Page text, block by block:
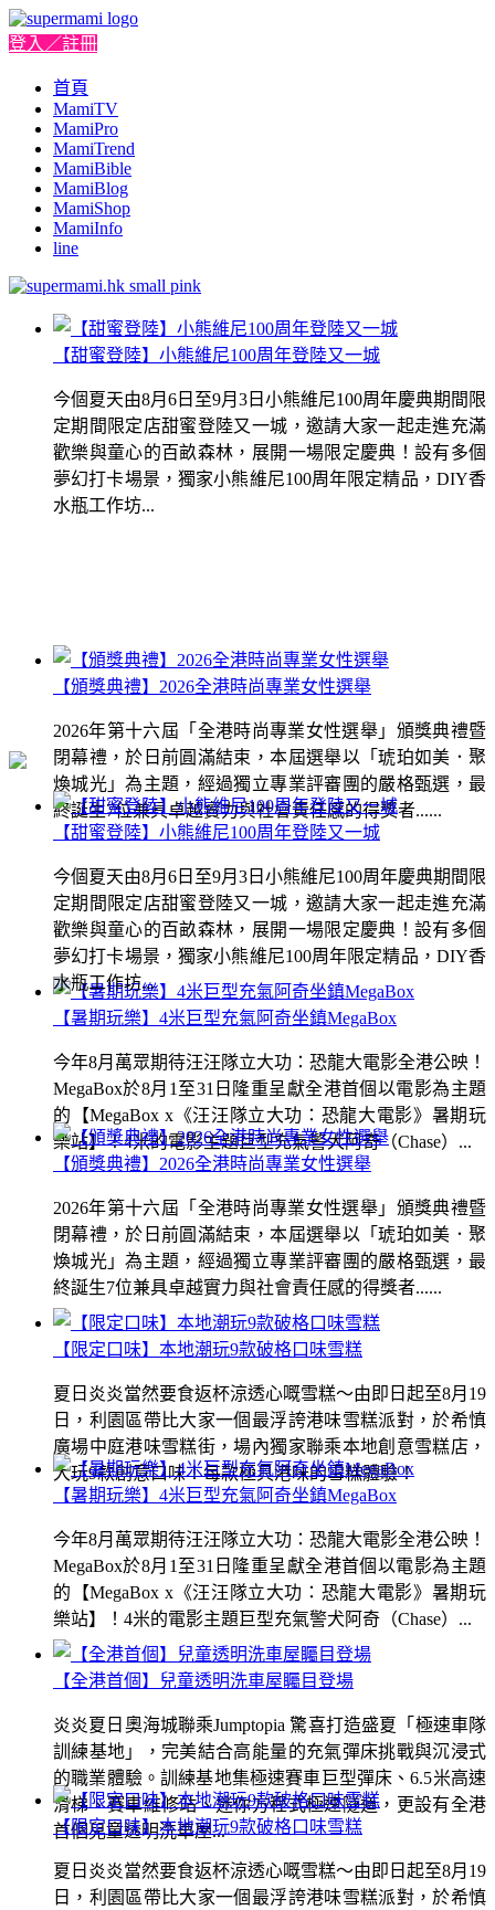
登入／註冊
首頁
MamiTV
MamiPro
MamiTrend
MamiBible
MamiBlog
MamiShop
MamiInfo
line
【甜蜜登陸】小熊維尼100周年登陸又一城
今個夏天由8月6日至9月3日小熊維尼100周年慶典期間限
定期間限定店甜蜜登陸又一城，邀請大家一起走進充滿
歡樂與童心的百畝森林，展開一場限定慶典！設有多個
夢幻打卡場景，獨家小熊維尼100周年限定精品，DIY香
水瓶工作坊...
【頒獎典禮】2026全港時尚專業女性選舉
2026年第十六屆「全港時尚專業女性選舉」頒獎典禮暨
閉幕禮，於日前圓滿結束，本屆選舉以「琥珀如美．聚
煥城光」為主題，經過獨立專業評審團的嚴格甄選，最
終誕生7位兼具卓越實力與社會責任感的得獎者......
【暑期玩樂】4米巨型充氣阿奇坐鎮MegaBox
今年8月萬眾期待汪汪隊立大功：恐龍大電影全港公映！
MegaBox於8月1至31日隆重呈獻全港首個以電影為主題
的【MegaBox x《汪汪隊立大功：恐龍大電影》暑期玩
樂站】！4米的電影主題巨型充氣警犬阿奇（Chase）...
【限定口味】本地潮玩9款破格口味雪糕
夏日炎炎當然要食返杯涼透心嘅雪糕～由即日起至8月19
日，利園區帶比大家一個最浮誇港味雪糕派對，於希慎
廣場中庭港味雪糕街，場內獨家聯乘本地創意雪糕店，
大玩9款創意口味！每款極具港味的雪糕體驗！
【全港首個】兒童透明洗車屋矚目登場
炎炎夏日奧海城聯乘Jumptopia 驚喜打造盛夏「極速車隊
訓練基地」，完美結合高能量的充氣彈床挑戰與沉浸式
的職業體驗。訓練基地集極速賽車巨型彈床、6.5米高速
滑梯、賽車維修站、迷你方程式極速隧道，更設有全港
首個兒童透明洗車屋...
【甜蜜登陸】小熊維尼100周年登陸又一城
今個夏天由8月6日至9月3日小熊維尼100周年慶典期間限
定期間限定店甜蜜登陸又一城，邀請大家一起走進充滿
歡樂與童心的百畝森林，展開一場限定慶典！設有多個
夢幻打卡場景，獨家小熊維尼100周年限定精品，DIY香
水瓶工作坊...
【頒獎典禮】2026全港時尚專業女性選舉
2026年第十六屆「全港時尚專業女性選舉」頒獎典禮暨
閉幕禮，於日前圓滿結束，本屆選舉以「琥珀如美．聚
煥城光」為主題，經過獨立專業評審團的嚴格甄選，最
終誕生7位兼具卓越實力與社會責任感的得獎者......
【暑期玩樂】4米巨型充氣阿奇坐鎮MegaBox
今年8月萬眾期待汪汪隊立大功：恐龍大電影全港公映！
MegaBox於8月1至31日隆重呈獻全港首個以電影為主題
的【MegaBox x《汪汪隊立大功：恐龍大電影》暑期玩
樂站】！4米的電影主題巨型充氣警犬阿奇（Chase）...
【限定口味】本地潮玩9款破格口味雪糕
夏日炎炎當然要食返杯涼透心嘅雪糕～由即日起至8月19
日，利園區帶比大家一個最浮誇港味雪糕派對，於希慎